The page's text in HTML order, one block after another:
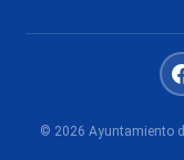
© 2026 Ayuntamiento